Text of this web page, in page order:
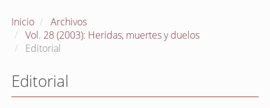
Inicio
Archivos
Vol. 28 (2003): Heridas, muertes y duelos
Editorial
Editorial